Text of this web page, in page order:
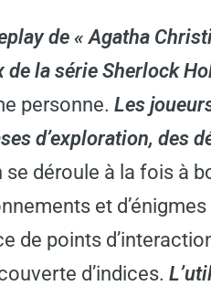
de « Agatha
de la série Sherlock
personne. Les
d’exploration, des
se déroule à la fois à
et
de points
d’indices.